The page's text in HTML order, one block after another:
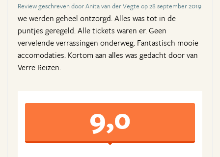
Review geschreven door Anita van der Vegte op 28 september 2019
we werden geheel ontzorgd. Alles was tot in de
puntjes geregeld. Alle tickets waren er. Geen
vervelende verrassingen onderweg. Fantastisch mooie
accomodaties. Kortom aan alles was gedacht door van
Verre Reizen.
9,0